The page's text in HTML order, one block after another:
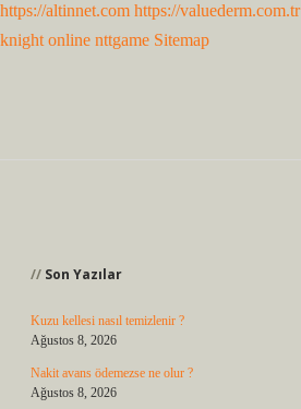
https://altinnet.com https://valuederm.com.tr
knight online nttgame Sitemap
Son Yazılar
Kuzu kellesi nasıl temizlenir ?
Ağustos 8, 2026
Nakit avans ödemezse ne olur ?
Ağustos 8, 2026